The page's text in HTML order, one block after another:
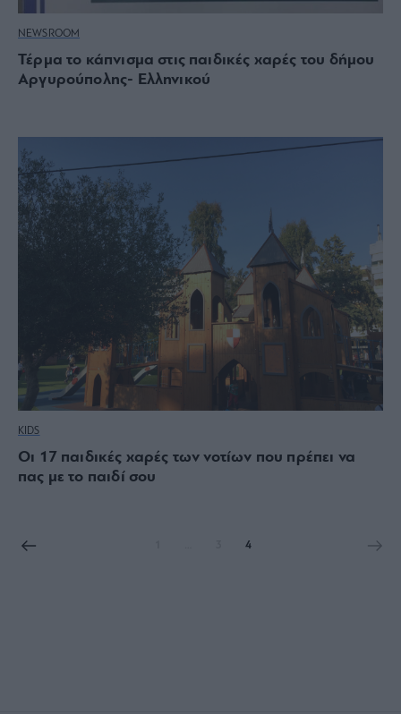
NEWSROOM
Τέρμα το κάπνισμα στις παιδικές χαρές του δήμου
Αργυρούπολης- Ελληνικού
KIDS
Οι 17 παιδικές χαρές των νοτίων που πρέπει να
πας με το παιδί σου
4